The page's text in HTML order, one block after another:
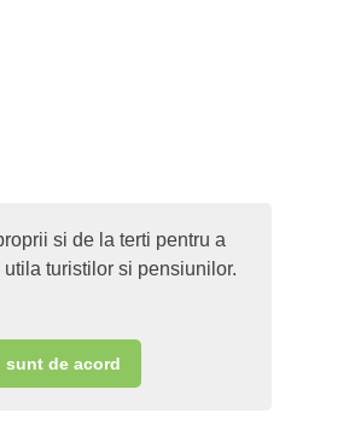
si de la terti pentru a
turistilor si pensiunilor.
sunt de acord